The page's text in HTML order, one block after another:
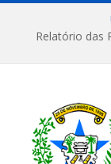
Relatório das